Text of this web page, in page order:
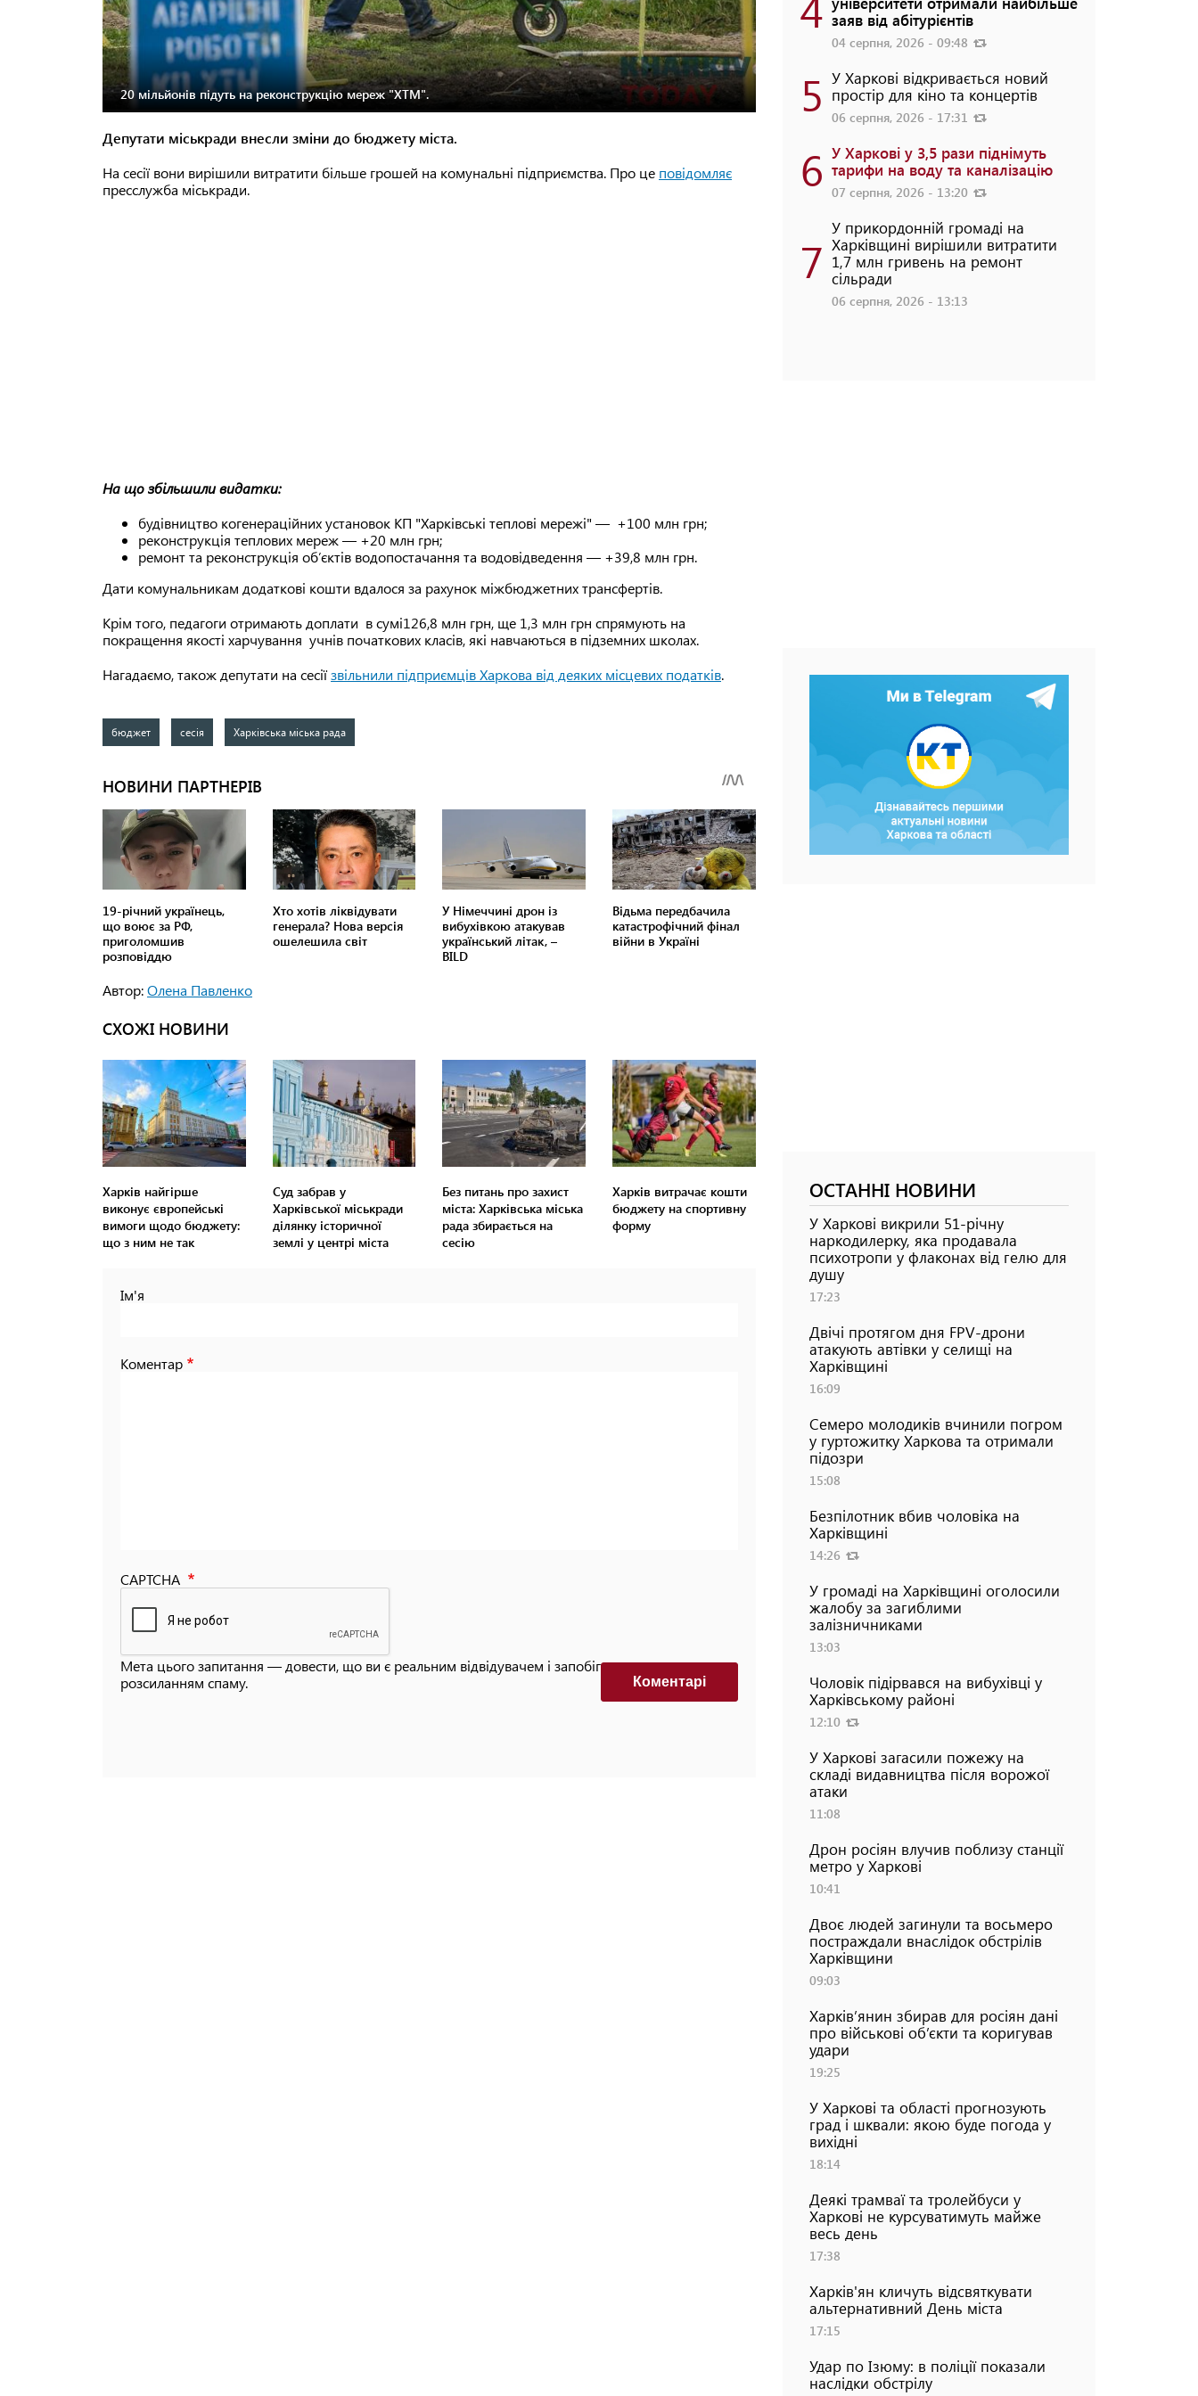
20 мільйонів підуть на реконструкцію мереж "ХТМ".
Депутати міськради внесли зміни до бюджету міста.
На сесії вони вирішили витратити більше грошей на комунальні підприємства. Про це повідомляє
пресслужба міськради.
На що збільшили видатки:
будівництво когенераційних установок КП "Харківські теплові мережі" — +100 млн грн;
реконструкція теплових мереж — +20 млн грн;
ремонт та реконструкція об’єктів водопостачання та водовідведення — +39,8 млн грн.
Дати комунальникам додаткові кошти вдалося за рахунок міжбюджетних трансфертів.
Крім того, педагоги отримають доплати в сумі126,8 млн грн, ще 1,3 млн грн спрямують на
покращення якості харчування учнів початкових класів, які навчаються в підземних школах.
Нагадаємо, також депутати на сесіїзвільнили підприємців Харкова від деяких місцевих податків.
бюджет сесія Харківська міська рада
Автор:Олена Павленко
СХОЖІ НОВИНИ
Харків найгірше
виконує європейські
вимоги щодо бюджету:
що з ним не так
Суд забрав у
Харківської міськради
ділянку історичної
землі у центрі міста
Без питань про захист
міста: Харківська міська
рада збирається на
сесію
Харків витрачає кошти
бюджету на спортивну
форму
Ім'я
Коментар
CAPTCHA
Мета цього запитання — довести, що ви є реальним відвідувачем і запобігти автоматизованим
розсиланням спаму.
Коментарi
заяв від абітурієнтів
04 серпня, 2026 - 09:48
5 У Харкові відкривається новий
простір для кіно та концертів
06 серпня, 2026 - 17:31
6 У Харкові у 3,5 рази піднімуть
тарифи на воду та каналізацію
07 серпня, 2026 - 13:20
7
У прикордонній громаді на
Харківщині вирішили витратити
1,7 млн гривень на ремонт
сільради
06 серпня, 2026 - 13:13
ОСТАННІ НОВИНИ
У Харкові викрили 51-річну
наркодилерку, яка продавала
психотропи у флаконах від гелю для
душу
17:23
Двічі протягом дня FPV-дрони
атакують автівки у селищі на
Харківщині
16:09
Семеро молодиків вчинили погром
у гуртожитку Харкова та отримали
підозри
15:08
Безпілотник вбив чоловіка на
Харківщині
14:26
У громаді на Харківщині оголосили
жалобу за загиблими
залізничниками
13:03
Чоловік підірвався на вибухівці у
Харківському районі
12:10
У Харкові загасили пожежу на
складі видавництва після ворожої
атаки
11:08
Дрон росіян влучив поблизу станції
метро у Харкові
10:41
Двоє людей загинули та восьмеро
постраждали внаслідок обстрілів
Харківщини
09:03
Харків’янин збирав для росіян дані
про військові об’єкти та коригував
удари
19:25
У Харкові та області прогнозують
град і шквали: якою буде погода у
вихідні
18:14
Деякі трамваї та тролейбуси у
Харкові не курсуватимуть майже
весь день
17:38
Харків'ян кличуть відсвяткувати
альтернативний День міста
17:15
Удар по Ізюму: в поліції показали
наслідки обстрілу